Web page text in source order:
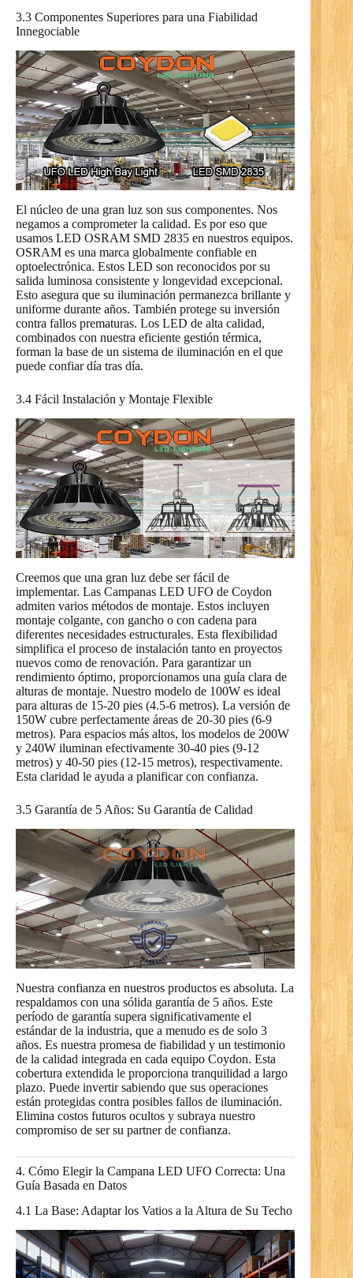
3.3 Componentes Superiores para una Fiabilidad
Innegociable
El núcleo de una gran luz son sus componentes. Nos
negamos a comprometer la calidad. Es por eso que
usamos LED OSRAM SMD 2835 en nuestros equipos.
OSRAM es una marca globalmente confiable en
optoelectrónica. Estos LED son reconocidos por su
salida luminosa consistente y longevidad excepcional.
Esto asegura que su iluminación permanezca brillante y
uniforme durante años. También protege su inversión
contra fallos prematuras. Los LED de alta calidad,
combinados con nuestra eficiente gestión térmica,
forman la base de un sistema de iluminación en el que
puede confiar día tras día.
3.4 Fácil Instalación y Montaje Flexible
Creemos que una gran luz debe ser fácil de
implementar. Las Campanas LED UFO de Coydon
admiten varios métodos de montaje. Estos incluyen
montaje colgante, con gancho o con cadena para
diferentes necesidades estructurales. Esta flexibilidad
simplifica el proceso de instalación tanto en proyectos
nuevos como de renovación. Para garantizar un
rendimiento óptimo, proporcionamos una guía clara de
alturas de montaje. Nuestro modelo de 100W es ideal
para alturas de 15-20 pies (4.5-6 metros). La versión de
150W cubre perfectamente áreas de 20-30 pies (6-9
metros). Para espacios más altos, los modelos de 200W
y 240W iluminan efectivamente 30-40 pies (9-12
metros) y 40-50 pies (12-15 metros), respectivamente.
Esta claridad le ayuda a planificar con confianza.
3.5 Garantía de 5 Años: Su Garantía de Calidad
Nuestra confianza en nuestros productos es absoluta. La
respaldamos con una sólida garantía de 5 años. Este
período de garantía supera significativamente el
estándar de la industria, que a menudo es de solo 3
años. Es nuestra promesa de fiabilidad y un testimonio
de la calidad integrada en cada equipo Coydon. Esta
cobertura extendida le proporciona tranquilidad a largo
plazo. Puede invertir sabiendo que sus operaciones
están protegidas contra posibles fallos de iluminación.
Elimina costos futuros ocultos y subraya nuestro
compromiso de ser su partner de confianza.
4. Cómo Elegir la Campana LED UFO Correcta: Una
Guía Basada en Datos
4.1 La Base: Adaptar los Vatios a la Altura de Su Techo